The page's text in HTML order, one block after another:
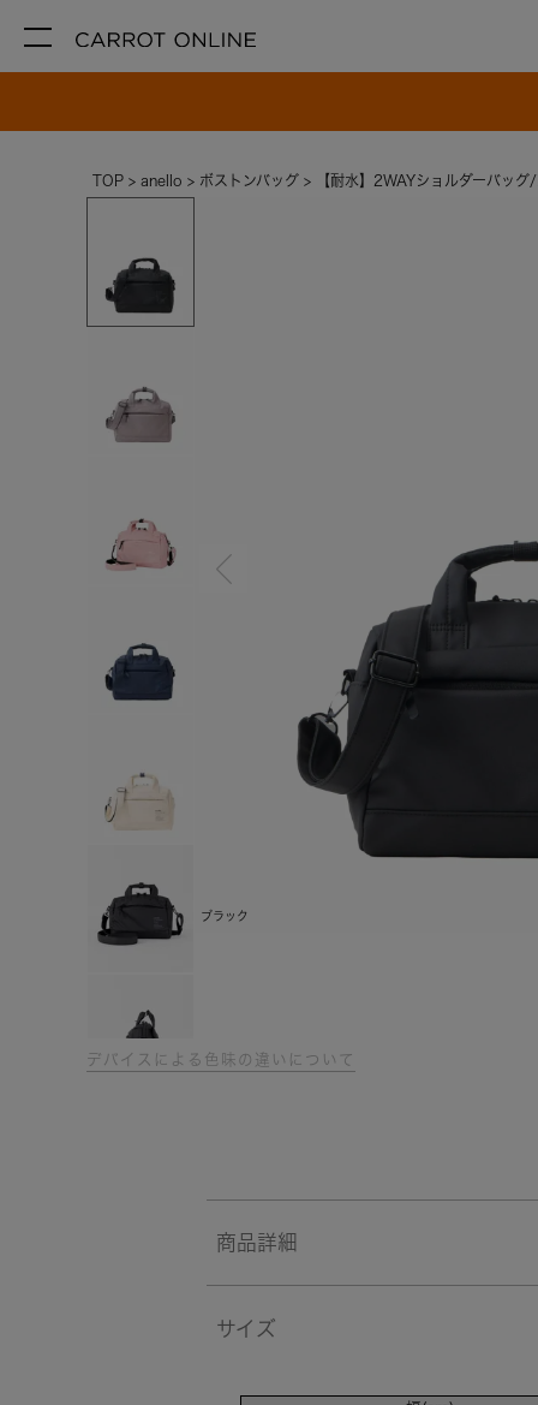
TOP anello ボストンバッグ 【耐水】2WAYショルダーバッ
ブラック
デバイスによる色味の違いについて
商品詳細
サイズ